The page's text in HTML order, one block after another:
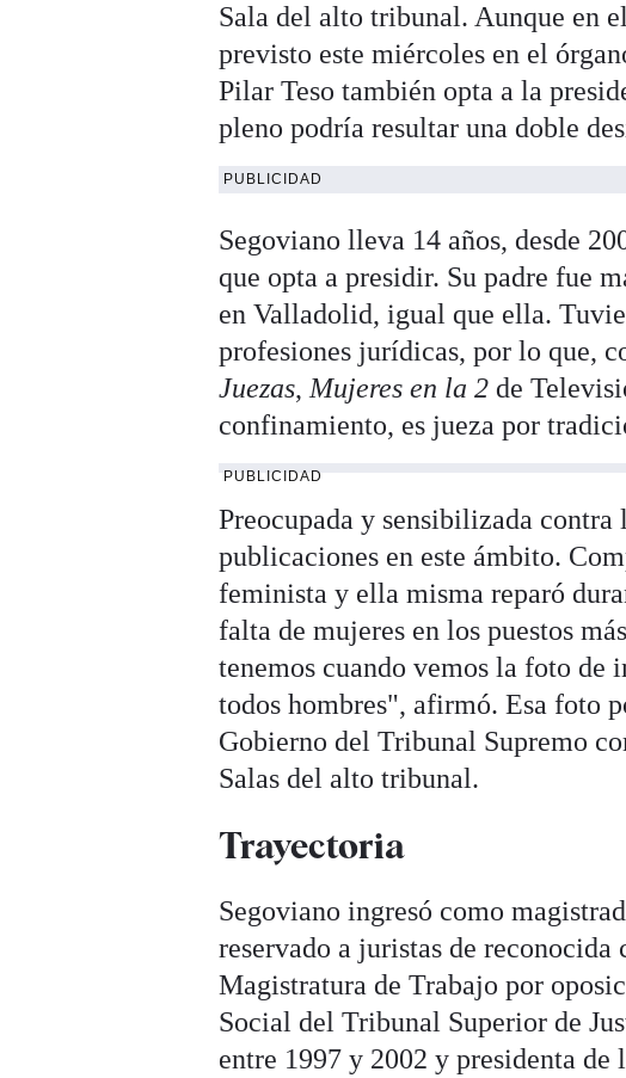
Sala del alto tribunal. Aunque en
previsto este miércoles en el
Pilar Teso también opta a la
pleno podría resultar una doble
PUBLICIDAD
Segoviano lleva 14 años, desde
que opta a presidir. Su padre fue
en Valladolid, igual que ella.
profesiones jurídicas, por lo que,
Juezas, Mujeres en la 2 de
confinamiento, es jueza por
PUBLICIDAD
Preocupada y sensibilizada
publicaciones en este ámbito.
feminista y ella misma reparó
falta de mujeres en los puestos
tenemos cuando vemos la foto de
todos hombres", afirmó. Esa foto
Gobierno del Tribunal Supremo
Salas del alto tribunal.
Trayectoria
Segoviano ingresó como
reservado a juristas de
Magistratura de Trabajo por
Social del Tribunal Superior de
entre 1997 y 2002 y presidenta